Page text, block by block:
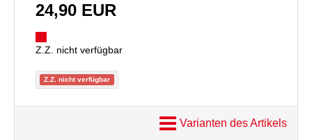
24,90 EUR
Z.Z. nicht verfügbar
Z.Z. nicht verfügbar
Varianten des Artikels